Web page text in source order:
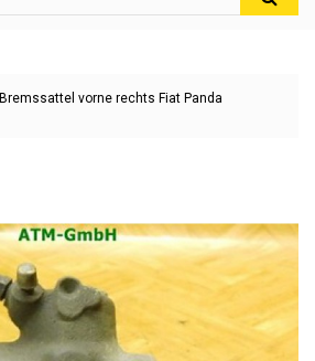
Bremssattel vorne rechts Fiat Panda